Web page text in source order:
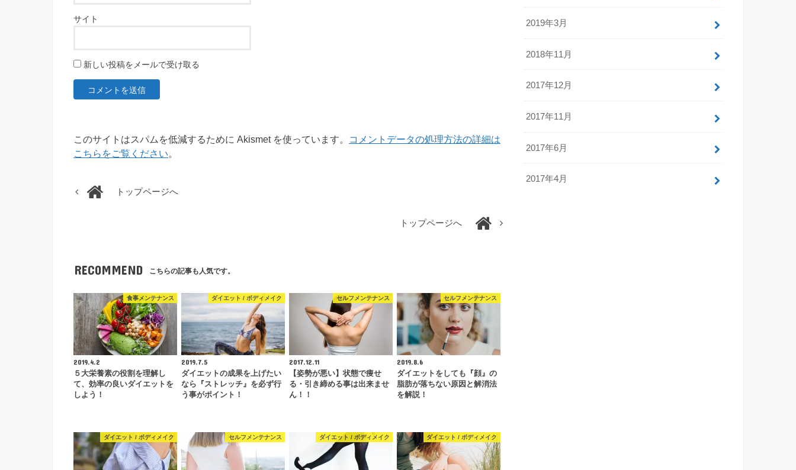
サイト
新しい投稿をメールで受け取る
このサイトはスパムを低減するために Akismet を使っています。
コメントデータの処理方法の詳細は
こちらをご覧ください。
トップページへ
トップページへ
RECOMMEND こちらの記事も人気です。
食事メンテナンス
2019.4.2
５大栄養素の役割を理解し
て、効率の良いダイエットを
しよう！
ダイエット / ボディメイク
2019.7.5
ダイエットの成果を上げたい
なら『ストレッチ』を必ず行
う事がポイント！
セルフメンテナンス
2017.12.11
【姿勢が悪い】状態で痩せ
る・引き締める事は出来ませ
ん！！
セルフメンテナンス
2019.8.6
ダイエットをしても『顔』の
脂肪が落ちない原因と解消法
を解説！
ダイエット / ボディメイク セルフメンテナンス ダイエット / ボディメイク ダイエット / ボディメイク
2019年3月
2018年11月
2017年12月
2017年11月
2017年6月
2017年4月